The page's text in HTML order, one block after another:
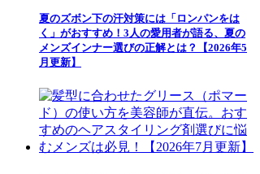
夏のズボン下の汗対策には「ロンパンをは
く」がおすすめ！3人の愛用者が語る、夏の
メンズインナー選びの正解とは？【2026年5
月更新】